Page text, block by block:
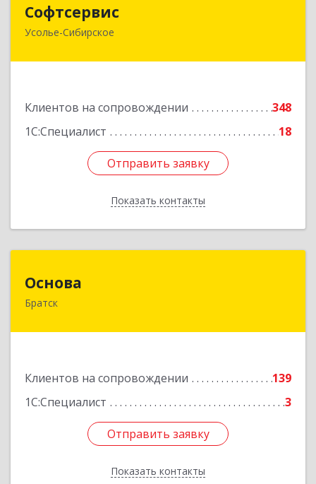
Софтсервис
Усолье-Сибирское
Клиентов на сопровождении
348
1С:Специалист
18
Отправить заявку
Показать контакты
665451, Иркутская обл, Усолье-Сибирское г,
Отправить заявку
Назад
Основа
Братск
Клиентов на сопровождении
139
1С:Специалист
3
Отправить заявку
Показать контакты
Отправить заявку
Назад